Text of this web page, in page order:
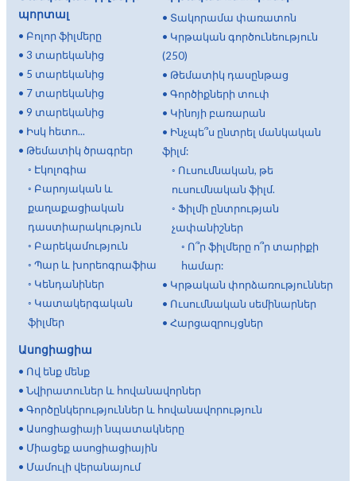
պորտալ
• Բոլոր ֆիլմերը
• 3 տարեկանից
• 5 տարեկանից
• 7 տարեկանից
• 9 տարեկանից
• Իսկ հետո...
• Թեմատիկ ծրագրեր
◦ Էկոլոգիա
◦ Բարոյական և
քաղաքացիական
դաստիարակություն
◦ Բարեկամություն
◦ Պար և խորեոգրաֆիա
◦ Կենդանիներ
◦ Կատակերգական
ֆիլմեր
• Տակորամա փառատոն
• Կրթական գործունեություն
(250)
• Թեմատիկ դասընթաց
• Գործիքների տուփ
• Կինոյի բառարան
• Ինչպե՞ս ընտրել մանկական
ֆիլմ:
◦ Ուսումնական, թե
ուսումնական ֆիլմ.
◦ Ֆիլմի ընտրության
չափանիշներ
◦ Ո՞ր ֆիլմերը ո՞ր տարիքի
համար:
• Կրթական փորձառություններ
• Ուսումնական սեմինարներ
• Հարցազրույցներ
Ասոցիացիա
• Ով ենք մենք
• Նվիրատուներ և հովանավորներ
• Գործընկերություններ և հովանավորություն
• Ասոցիացիայի նպատակները
• Միացեք ասոցիացիային
• Մամուլի վերանայում